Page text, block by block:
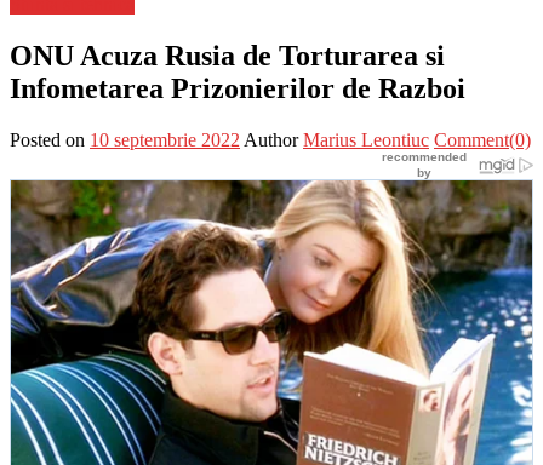
ONU Acuza Rusia de Torturarea si
Infometarea Prizonierilor de Razboi
Posted on 10 septembrie 2022 Author Marius Leontiuc Comment(0)